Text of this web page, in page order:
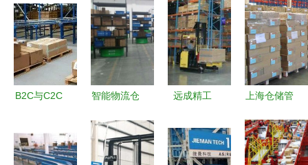
自动化工程
设备解析
效
——探究仓
储物流自动
化工程设备
的应用与趋
势
物流的双轮
驱动
B2C与C2C
化方法及物
流仓储自动
智能物流仓
何受电商巨
头重用？
远成精工
在物流与仓
储中的便利
上海仓储管
流自动化
——英脉物